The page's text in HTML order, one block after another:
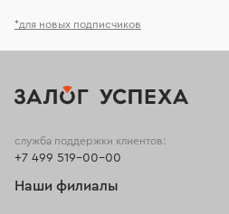
*для новых подписчиков
служба поддержки клиентов:
+7 499 519-00-00
Наши филиалы